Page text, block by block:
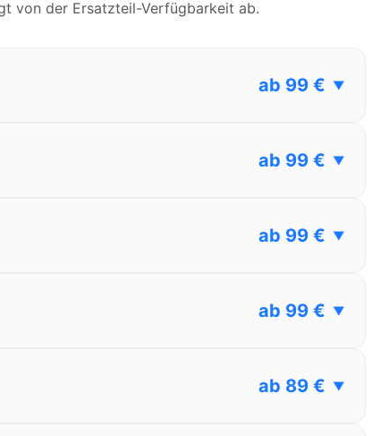
von der Ersatzteil-Verfügbarkeit ab.
ab 99 € ▼
ab 99 € ▼
ab 99 € ▼
ab 99 € ▼
ab 89 € ▼